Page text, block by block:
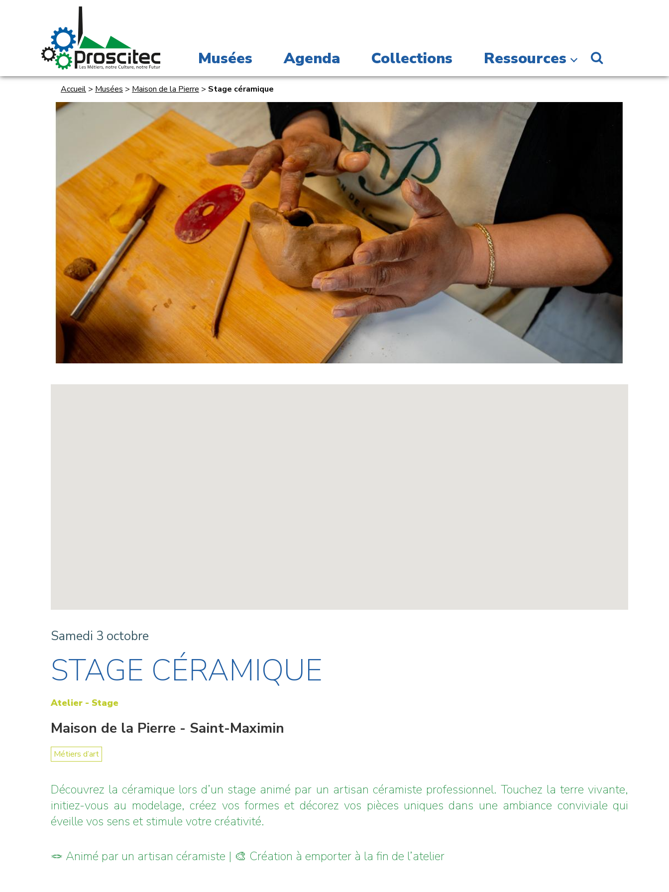
Musées Agenda Collections Ressources
Accueil > Musées > Maison de la Pierre > Stage céramique
Samedi 3 octobre
STAGE CÉRAMIQUE
Atelier - Stage
Maison de la Pierre - Saint-Maximin
Métiers d’art
Découvrez la céramique lors d’un stage animé par un artisan céramiste professionnel. Touchez la terre vivante,
initiez-vous au modelage, créez vos formes et décorez vos pièces uniques dans une ambiance conviviale qui
éveille vos sens et stimule votre créativité.
🪢 Animé par un artisan céramiste | 🎨 Création à emporter à la fin de l’atelier